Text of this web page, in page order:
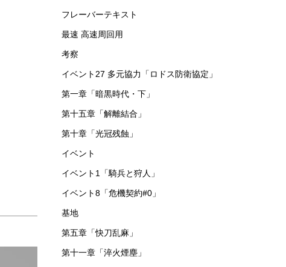
フレーバーテキスト
最速 高速周回用
考察
イベント27 多元協力「ロドス防衛協定」
第一章「暗黒時代・下」
第十五章「解離結合」
第十章「光冠残蝕」
イベント
イベント1「騎兵と狩人」
イベント8「危機契約#0」
基地
第五章「快刀乱麻」
第十一章「淬火煙塵」